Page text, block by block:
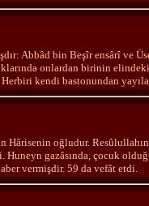
Abbâd bin Beşîr ensârî ve
onlardan birinin
kendi bastonundan
Hârisenin oğludur.
gazâsında, çocuk
vermişdir. 59 da vefât etdi.